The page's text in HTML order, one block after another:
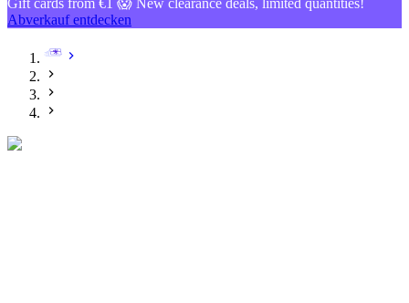
Gift cards from €1 😱 New clearance deals, limited quantities!
Abverkauf entdecken